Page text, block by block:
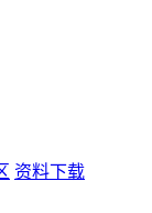
资料下载